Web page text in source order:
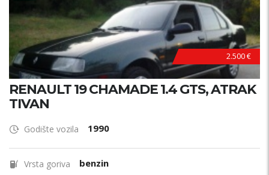
2.500 €
RENAULT 19 CHAMADE 1.4 GTS, ATRAK
TIVAN
Godište vozila 1990
Vrsta goriva benzin